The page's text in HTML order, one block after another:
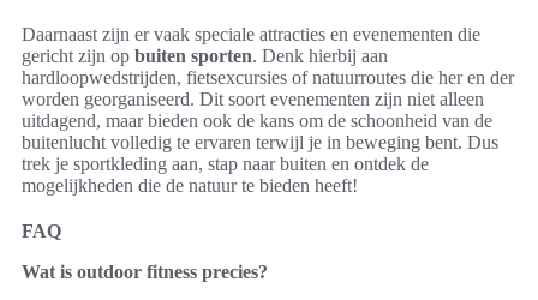
Daarnaast zijn er vaak speciale attracties en evenementen die
gericht zijn op buiten sporten. Denk hierbij aan
hardloopwedstrijden, fietsexcursies of natuurroutes die her en der
worden georganiseerd. Dit soort evenementen zijn niet alleen
uitdagend, maar bieden ook de kans om de schoonheid van de
buitenlucht volledig te ervaren terwijl je in beweging bent. Dus
trek je sportkleding aan, stap naar buiten en ontdek de
mogelijkheden die de natuur te bieden heeft!
FAQ
Wat is outdoor fitness precies?